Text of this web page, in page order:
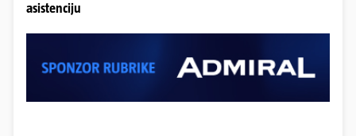
asistenciju